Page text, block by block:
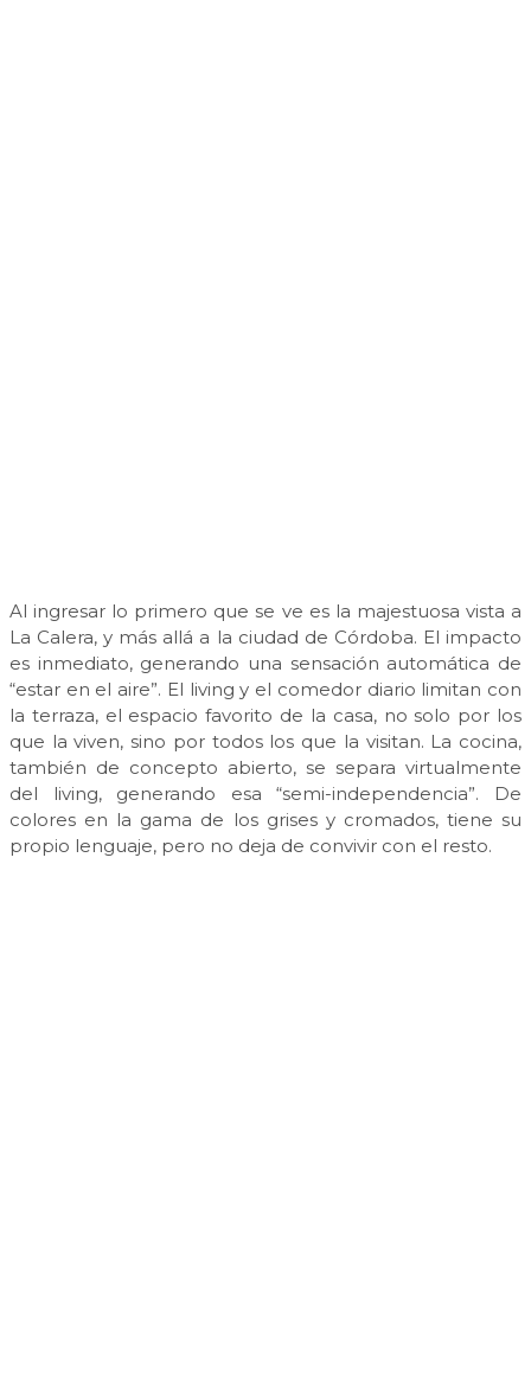
Al ingresar lo primero que se ve es la majestuosa vista a
La Calera, y más allá a la ciudad de Córdoba. El impacto
es inmediato, generando una sensación automática de
“estar en el aire”. El living y el comedor diario limitan con
la terraza, el espacio favorito de la casa, no solo por los
que la viven, sino por todos los que la visitan. La cocina,
también de concepto abierto, se separa virtualmente
del living, generando esa “semi-independencia”. De
colores en la gama de los grises y cromados, tiene su
propio lenguaje, pero no deja de convivir con el resto.